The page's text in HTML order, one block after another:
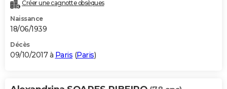
Créer une cagnotte obsèques
Naissance
18/06/1939
Décès
09/10/2017 à Paris (Paris)